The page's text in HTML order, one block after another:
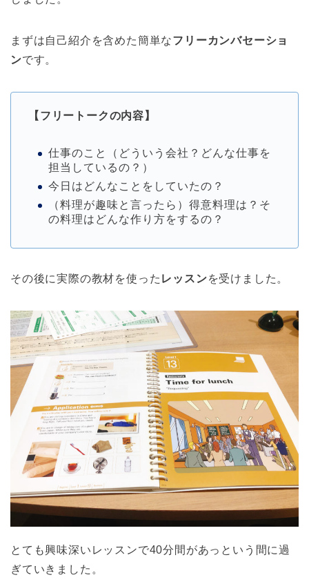
まずは自己紹介を含めた簡単なフリーカンバセーショ
ンです。
【フリートークの内容】
仕事のこと（どういう会社？どんな仕事を
担当しているの？）
今日はどんなことをしていたの？
（料理が趣味と言ったら）得意料理は？そ
の料理はどんな作り方をするの？
その後に実際の教材を使った レッスンを受けました。
とても興味深いレッスンで40分間があっという間に過
ぎていきました。